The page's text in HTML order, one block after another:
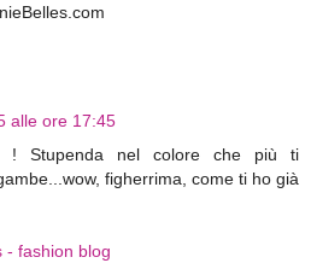
alle ore 17:45
! Stupenda nel colore che più ti
figherrima, come ti ho già
- fashion blog